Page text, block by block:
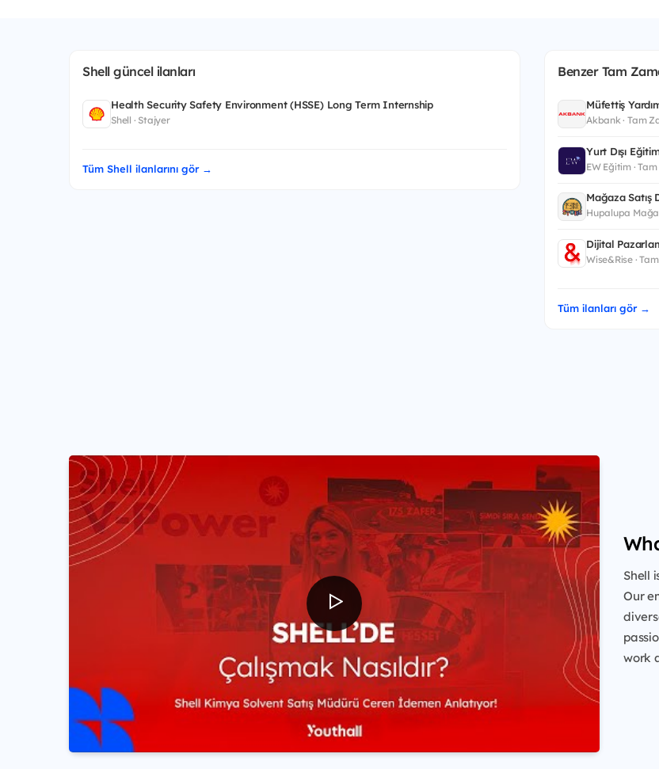
Shell güncel ilanları
Health Security Safety Environment (HSSE) Long Term Internship
Shell · Stajyer
Tüm Shell ilanlarını gör →
Benzer Tam
Müfettiş
Akbank · Tam
Yurt Dışı
EW Eğitim ·
Mağaza Satış
Hupalupa
Dijital
Wise&Rise ·
Tüm ilanları gör →
Shell
Our
work